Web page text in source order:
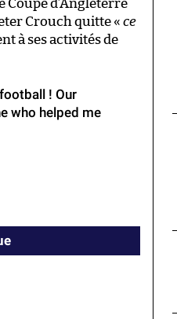
Coupe d’Angleterre
Crouch quitte « ce
à ses activités de
! Our
who helped me